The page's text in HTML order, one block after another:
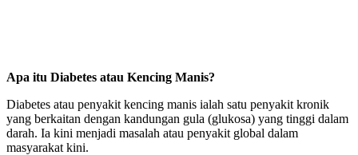
Apa itu Diabetes atau Kencing Manis?
Diabetes atau penyakit kencing manis ialah satu penyakit kronik
yang berkaitan dengan kandungan gula (glukosa) yang tinggi dalam
darah. Ia kini menjadi masalah atau penyakit global dalam
masyarakat kini.